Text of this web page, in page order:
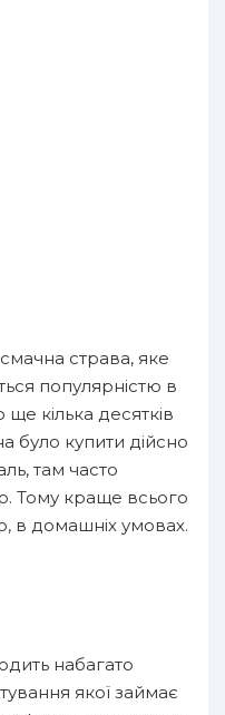
страва, яке
популярністю в
ще кілька десятків
було купити дійсно
там часто
Тому краще всього
в домашніх умовах.
набагато
якої займає